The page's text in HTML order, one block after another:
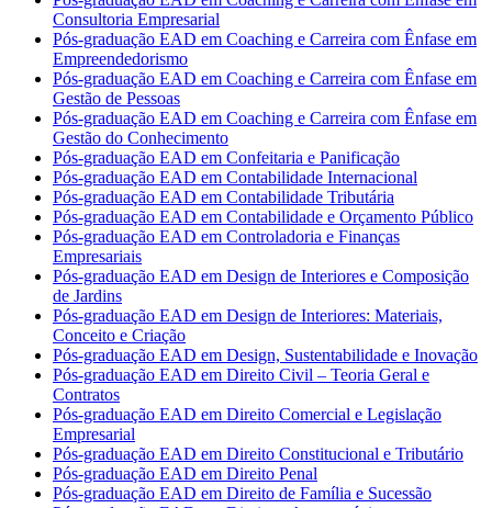
Consultoria Empresarial
Pós-graduação EAD em Coaching e Carreira com Ênfase em
Empreendedorismo
Pós-graduação EAD em Coaching e Carreira com Ênfase em
Gestão de Pessoas
Pós-graduação EAD em Coaching e Carreira com Ênfase em
Gestão do Conhecimento
Pós-graduação EAD em Confeitaria e Panificação
Pós-graduação EAD em Contabilidade Internacional
Pós-graduação EAD em Contabilidade Tributária
Pós-graduação EAD em Contabilidade e Orçamento Público
Pós-graduação EAD em Controladoria e Finanças
Empresariais
Pós-graduação EAD em Design de Interiores e Composição
de Jardins
Pós-graduação EAD em Design de Interiores: Materiais,
Conceito e Criação
Pós-graduação EAD em Design, Sustentabilidade e Inovação
Pós-graduação EAD em Direito Civil – Teoria Geral e
Contratos
Pós-graduação EAD em Direito Comercial e Legislação
Empresarial
Pós-graduação EAD em Direito Constitucional e Tributário
Pós-graduação EAD em Direito Penal
Pós-graduação EAD em Direito de Família e Sucessão